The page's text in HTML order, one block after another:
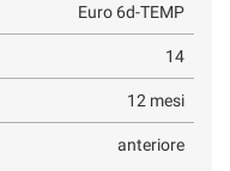
Euro 6d-TEMP
14
12 mesi
anteriore